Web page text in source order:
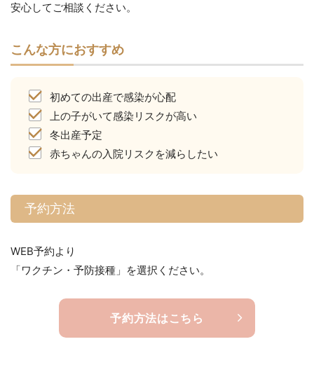
安心してご相談ください。
こんな方におすすめ
初めての出産で感染が心配
上の子がいて感染リスクが高い
冬出産予定
赤ちゃんの入院リスクを減らしたい
予約方法
WEB予約より
「ワクチン・予防接種」を選択ください。
予約方法はこちら